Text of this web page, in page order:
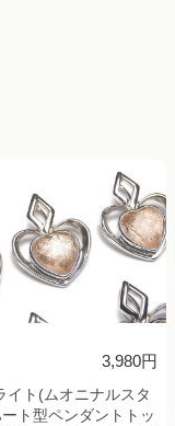
3,980円
イト(ムオニナルスタ
ト型ペンダントトッ